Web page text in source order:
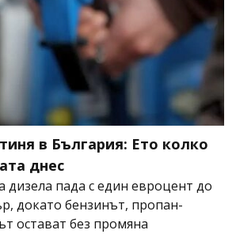
в България: Ето колко
днес
дизела пада с един евроцент до
докато бензинът, пропан-
остават без промяна